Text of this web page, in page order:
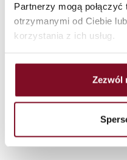
Partnerzy mogą
otrzymanymi od Ciebie
korzystania z ich usług.
Zezwól